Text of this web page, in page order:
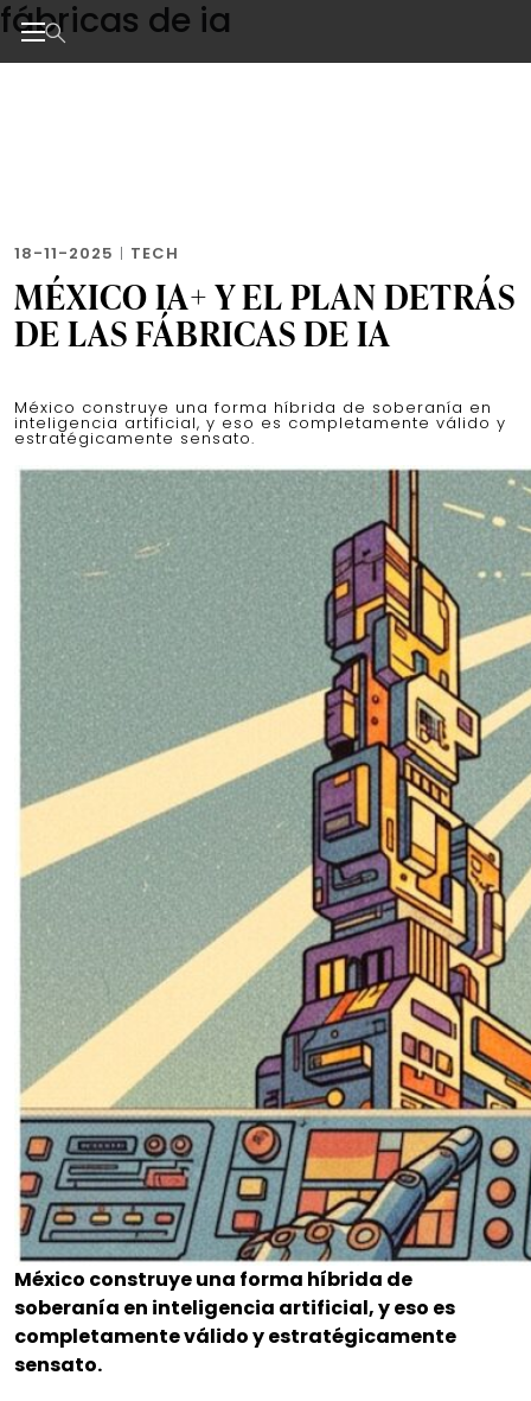
Skip
to
the
fábricas de ia
18-11-2025 | TECH
MÉXICO IA+ Y EL PLAN DETRÁS
DE LAS FÁBRICAS DE IA
México construye una forma híbrida de soberanía en
inteligencia artificial, y eso es completamente válido y
estratégicamente sensato.
México construye una forma híbrida de
soberanía en inteligencia artificial, y eso es
completamente válido y estratégicamente
sensato.